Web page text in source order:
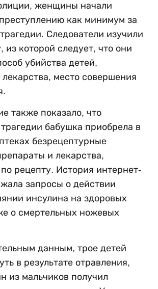
женщины начали
преступлению как минимум за
Следователи изучили
из которой следует, что они
убийства детей,
место совершения
также показало, что
бабушка приобрела в
безрецептурные
и лекарства,
рецепту. История интернет-
запросы о действии
инсулина на здоровых
о смертельных ножевых
данным, трое детей
в результате отравления,
из мальчиков получил